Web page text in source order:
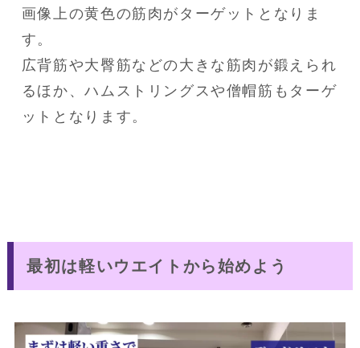
画像上の黄色の筋肉がターゲットとなりま
す。
広背筋や大臀筋などの大きな筋肉が鍛えられ
るほか、ハムストリングスや僧帽筋もターゲ
ットとなります。
最初は軽いウエイトから始めよう